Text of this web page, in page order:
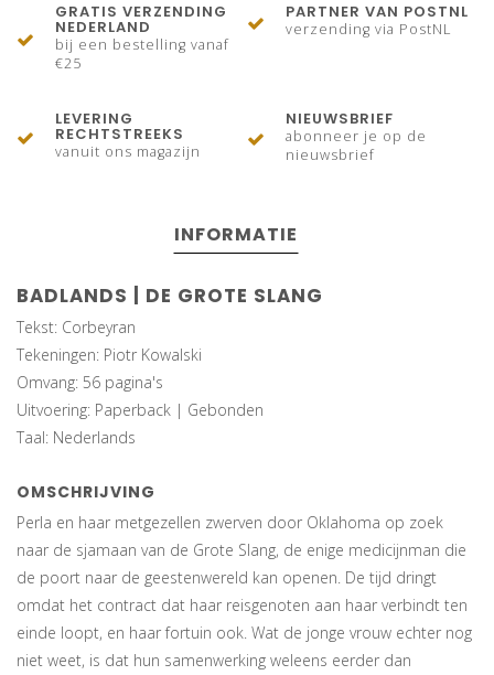
GRATIS VERZENDING
NEDERLAND
bij een bestelling vanaf
€25
PARTNER VAN POSTNL
verzending via PostNL
LEVERING
RECHTSTREEKS
vanuit ons magazijn
NIEUWSBRIEF
abonneer je op de
nieuwsbrief
INFORMATIE
BADLANDS | DE GROTE SLANG
Tekst: Corbeyran
Tekeningen: Piotr Kowalski
Omvang: 56 pagina's
Uitvoering: Paperback | Gebonden
Taal: Nederlands
OMSCHRIJVING
Perla en haar metgezellen zwerven door Oklahoma op zoek
naar de sjamaan van de Grote Slang, de enige medicijnman die
de poort naar de geestenwereld kan openen. De tijd dringt
omdat het contract dat haar reisgenoten aan haar verbindt ten
einde loopt, en haar fortuin ook. Wat de jonge vrouw echter nog
niet weet, is dat hun samenwerking weleens eerder dan